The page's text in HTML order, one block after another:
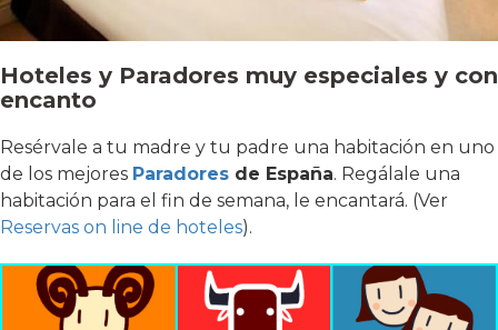
Hoteles y Paradores muy especiales y con
encanto
Resérvale a tu madre y tu padre una habitación en uno
de los mejores Paradores de España. Regálale una
habitación para el fin de semana, le encantará. (Ver
Reservas on line de hoteles).